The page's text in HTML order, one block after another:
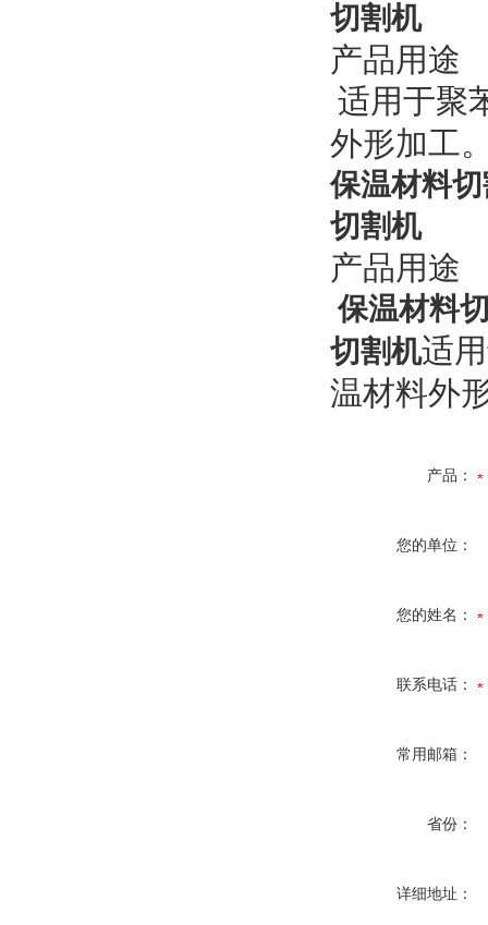
切割机​
产品用途
适用于聚
外形加工
保温材料
切割机​
产品用途
保温材料
切割机适
温材料外
产品：
您的单位：
您的姓名：
联系电话：
常用邮箱：
省份：
详细地址：